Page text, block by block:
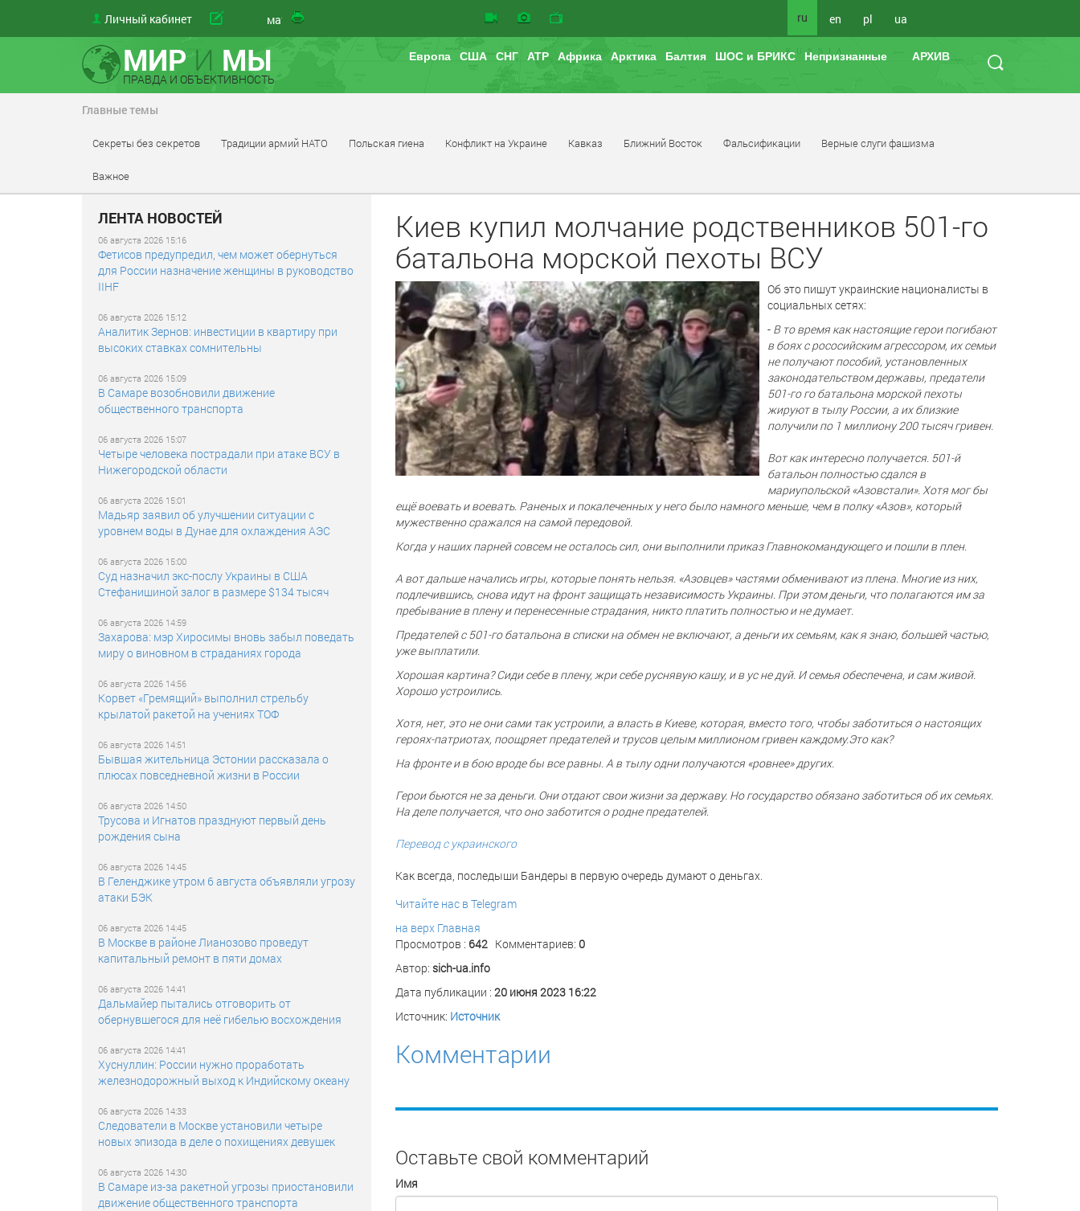
Личный кабинет ru en pl ua
МИР И МЫ
ПРАВДА И ОБЪЕКТИВНОСТЬ
Европа США СНГ АТР Африка Арктика Балтия ШОС и БРИКС Непризнанные АРХИВ
Главные темы
Секреты без секретов Традиции армий НАТО Польская гиена Конфликт на Украине Кавказ Ближний Восток Фальсификации Верные слуги фашизма
Важное
ЛЕНТА НОВОСТЕЙ
06 августа 2026 15:16
Фетисов предупредил, чем может обернуться
для России назначение женщины в руководство
IIHF
06 августа 2026 15:12
Аналитик Зернов: инвестиции в квартиру при
высоких ставках сомнительны
06 августа 2026 15:09
В Самаре возобновили движение
общественного транспорта
06 августа 2026 15:07
Четыре человека пострадали при атаке ВСУ в
Нижегородской области
06 августа 2026 15:01
Мадьяр заявил об улучшении ситуации с
уровнем воды в Дунае для охлаждения АЭС
06 августа 2026 15:00
Суд назначил экс-послу Украины в США
Стефанишиной залог в размере $134 тысяч
06 августа 2026 14:59
Захарова: мэр Хиросимы вновь забыл поведать
миру о виновном в страданиях города
06 августа 2026 14:56
Корвет «Гремящий» выполнил стрельбу
крылатой ракетой на учениях ТОФ
06 августа 2026 14:51
Бывшая жительница Эстонии рассказала о
плюсах повседневной жизни в России
06 августа 2026 14:50
Трусова и Игнатов празднуют первый день
рождения сына
06 августа 2026 14:45
В Геленджике утром 6 августа объявляли угрозу
атаки БЭК
06 августа 2026 14:45
В Москве в районе Лианозово проведут
капитальный ремонт в пяти домах
06 августа 2026 14:41
Дальмайер пытались отговорить от
обернувшегося для неё гибелью восхождения
06 августа 2026 14:41
Хуснуллин: России нужно проработать
железнодорожный выход к Индийскому океану
06 августа 2026 14:33
Следователи в Москве установили четыре
новых эпизода в деле о похищениях девушек
06 августа 2026 14:30
В Самаре из-за ракетной угрозы приостановили
движение общественного транспорта
Киев купил молчание родственников 501-го
батальона морской пехоты ВСУ
Об это пишут украинские националисты в
социальных сетях:
- В то время как настоящие герои погибают
в боях с рососийским агрессором, их семьи
не получают пособий, установленных
законодательством державы, предатели
501-го го батальона морской пехоты
жируют в тылу России, а их близкие
получили по 1 миллиону 200 тысяч гривен.
Вот как интересно получается. 501-й
батальон полностью сдался в
мариупольской «Азовстали». Хотя мог бы
ещё воевать и воевать. Раненых и покалеченных у него было намного меньше, чем в полку «Азов», который
мужественно сражался на самой передовой.
Когда у наших парней совсем не осталось сил, они выполнили приказ Главнокомандующего и пошли в плен.
А вот дальше начались игры, которые понять нельзя. «Азовцев» частями обменивают из плена. Многие из них,
подлечившись, снова идут на фронт защищать независимость Украины. При этом деньги, что полагаются им за
пребывание в плену и перенесенные страдания, никто платить полностью и не думает.
Предателей с 501-го батальона в списки на обмен не включают, а деньги их семьям, как я знаю, большей частью,
уже выплатили.
Хорошая картина? Сиди себе в плену, жри себе руснявую кашу, и в ус не дуй. И семья обеспечена, и сам живой.
Хорошо устроились.
Хотя, нет, это не они сами так устроили, а власть в Киеве, которая, вместо того, чтобы заботиться о настоящих
героях-патриотах, поощряет предателей и трусов целым миллионом гривен каждому.Это как?
На фронте и в бою вроде бы все равны. А в тылу одни получаются «ровнее» других.
Герои бьются не за деньги. Они отдают свои жизни за державу. Но государство обязано заботиться об их семьях.
На деле получается, что оно заботится о родне предателей.
Перевод с украинского
Как всегда, последыши Бандеры в первую очередь думают о деньгах.
Читайте нас в Telegram
на верх Главная
Просмотров : 642 Комментариев: 0
Автор: sich-ua.info
Дата публикации : 20 июня 2023 16:22
Источник: Источник
Комментарии
Оставьте свой комментарий
Имя